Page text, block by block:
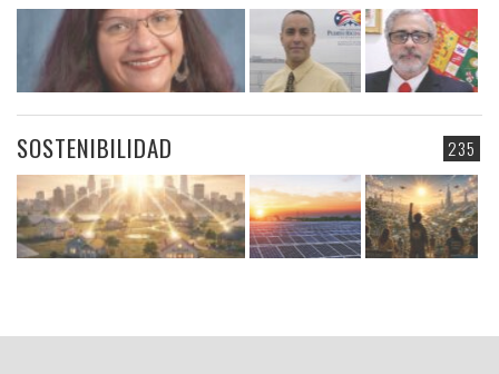
235
SOSTENIBILIDAD